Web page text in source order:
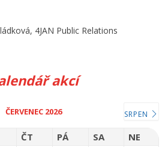
4JAN Public Relations
akcí
ČERVENEC 2026 SRPEN
ČT PÁ SA NE